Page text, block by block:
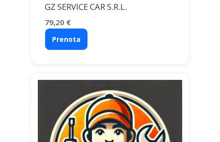
GZ SERVICE CAR S.R.L.
79,20 €
Prenota